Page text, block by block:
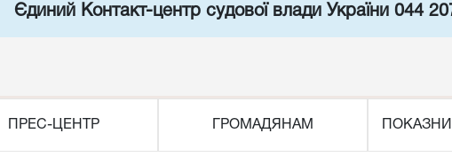
Єдиний Контакт-центр судової влади України 044
ПРЕС-ЦЕНТР ГРОМАДЯНАМ